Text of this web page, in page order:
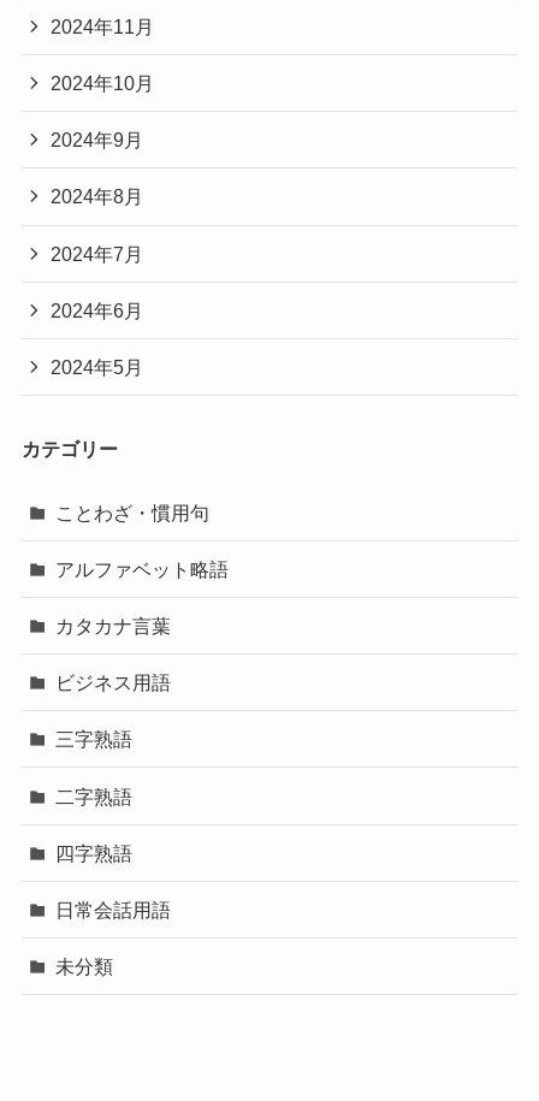
2024年11月
2024年10月
2024年9月
2024年8月
2024年7月
2024年6月
2024年5月
カテゴリー
ことわざ・慣用句
アルファベット略語
カタカナ言葉
ビジネス用語
三字熟語
二字熟語
四字熟語
日常会話用語
未分類